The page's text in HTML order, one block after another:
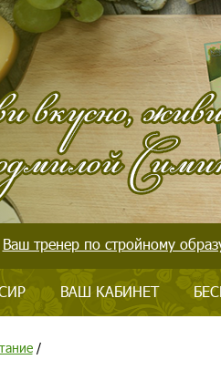
Ваш тренер по стройному
ВАШ КАБИНЕТ
/